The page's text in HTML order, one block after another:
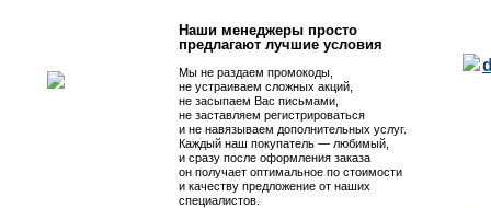
Наши менеджеры просто
предлагают лучшие условия
Мы не раздаем промокоды,
не устраиваем сложных акций,
не засыпаем Вас письмами,
не заставляем регистрироваться
и не навязываем дополнительных услуг.
Каждый наш покупатель — любимый,
и сразу после оформления заказа
он получает оптимальное по стоимости
и качеству предложение от наших
специалистов.